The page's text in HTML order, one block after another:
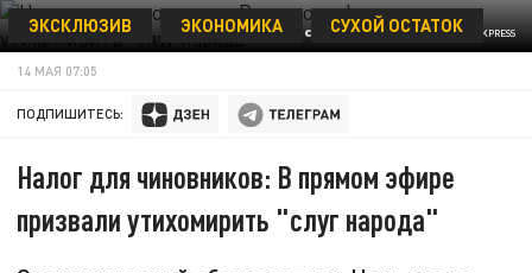
© MAKSIM KONSTANTINOV/GLOBALLOOKPRESS
ЭКСКЛЮЗИВ ЭКОНОМИКА СУХОЙ ОСТАТОК
14 МАЯ 07:05
ПОДПИШИТЕСЬ:
Налог для чиновников: В прямом эфире
призвали утихомирить "слуг народа"